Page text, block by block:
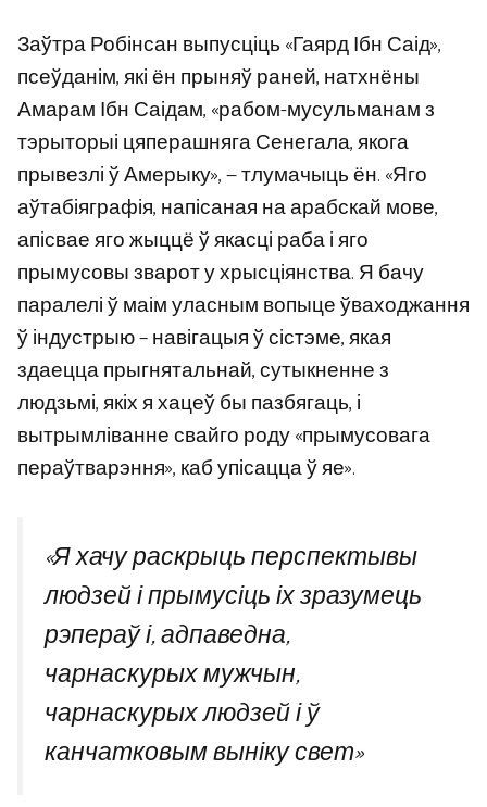
Заўтра Робінсан выпусціць «Гаярд Ібн Саід»,
псеўданім, які ён прыняў раней, натхнёны
Амарам Ібн Саідам, «рабом-мусульманам з
тэрыторыі цяперашняга Сенегала, якога
прывезлі ў Амерыку», — тлумачыць ён. «Яго
аўтабіяграфія, напісаная на арабскай мове,
апісвае яго жыццё ў якасці раба і яго
прымусовы зварот у хрысціянства. Я бачу
паралелі ў маім уласным вопыце ўваходжання
ў індустрыю – навігацыя ў сістэме, якая
здаецца прыгнятальнай, сутыкненне з
людзьмі, якіх я хацеў бы пазбягаць, і
вытрымліванне свайго роду «прымусовага
пераўтварэння», каб упісацца ў яе».
«Я хачу раскрыць перспектывы
людзей і прымусіць іх зразумець
рэпераў і, адпаведна,
чарнаскурых мужчын,
чарнаскурых людзей і ў
канчатковым выніку свет»